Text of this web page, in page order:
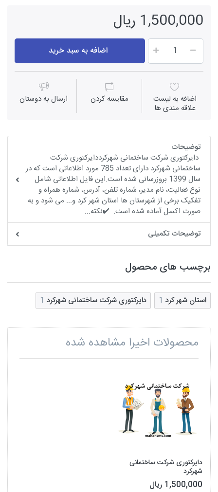
1,500,000 ریال
اضافه به سبد خرید
اضافه به لیست
علاقه مندی ها
مقايسه كردن ارسال به دوستان
توضیحات
دایرکتوری شرکت ساختمانی شهرکرددایرکتوری شرکت
ساختمانی شهرکرد دارای تعداد 785 مورد اطلاعاتی است که در
سال 1399 بروزرسانی شده است.این فایل اطلاعاتی شامل
نوع فعالیت، نام مدیر، شماره تلفن، آدرس، شماره همراه و
تفکیک برخی از شهرستان ها استان شهر کرد و... می شود و به
صورت اکسل آماده شده است. ✔️نکته...
توضیحات تکمیلی
برچسب های محصول
استان شهر کرد 1 دایرکتوری شرکت ساختمانی شهرکرد 1
محصولات اخیرا مشاهده شده
دایرکتوری شرکت ساختمانی
شهرکرد
1,500,000 ریال